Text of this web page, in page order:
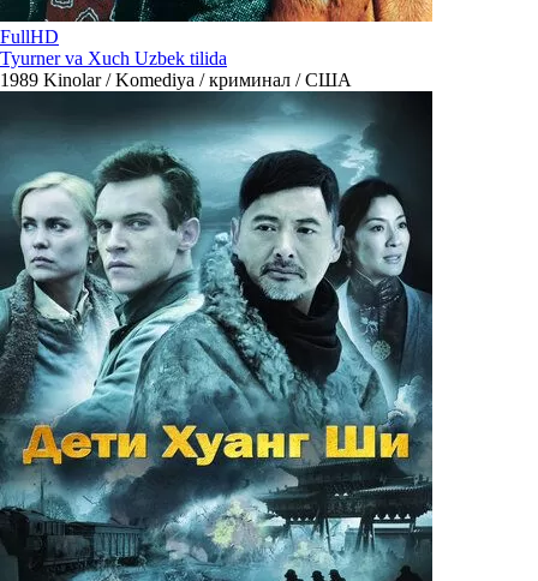
FullHD
Tyurner va Xuch Uzbek tilida
1989 Kinolar / Komediya / криминал / США